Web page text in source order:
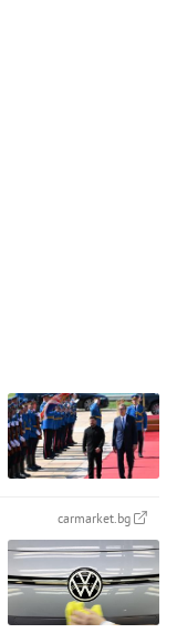
carmarket.bg